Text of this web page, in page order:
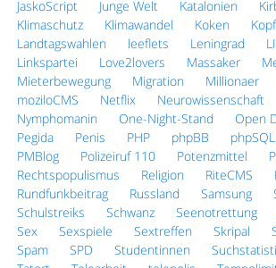
JaskoScript Junge Welt Katalonien
Klimaschutz
Klimawandel Koken
Landtagswahlen
leeflets Leningrad
Linkspartei
Love2lovers Massaker
Mieterbewegung
Migration Millionaer
moziloCMS
Netflix Neurowissenschaft
Nymphomanin
One-Night-Stand Open
Pegida
Penis PHP phpBB
PMBlog
Polizeiruf 110 Potenzmittel
Rechtspopulismus
Religion RiteCMS
Rundfunkbeitrag
Russland Samsung
Schulstreiks
Schwanz Seenotrettung
Sex
Sexspiele Sextreffen Skripal
Spam
SPD Studentinnen